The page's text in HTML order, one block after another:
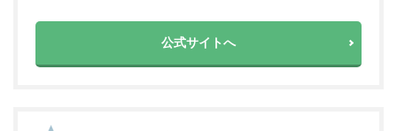
公式サイトへ